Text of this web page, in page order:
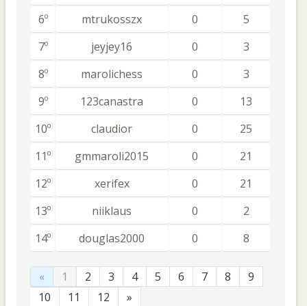
6º mtrukosszx 0
5
7º
jeyjey16 0
3
8º
marolichess 0
3
9º
123canastra 0
13
10º
claudior 0
25
11º
gmmaroli2015 0
21
12º
xerifex 0
21
13º
niiklaus 0
2
14º
douglas2000 0 8
« 1 2 3 4 5 6 7 8
9
10
11 12 »